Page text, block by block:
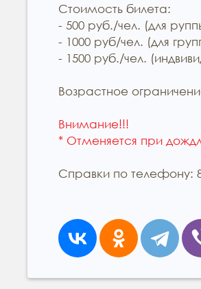
Стоимость билета:
- 500 руб./чел. (для
- 1000 руб/чел. (для
- 1500 руб./чел.
Возрастное
Внимание!!!
* Отменяется при
Справки по телефону: 8